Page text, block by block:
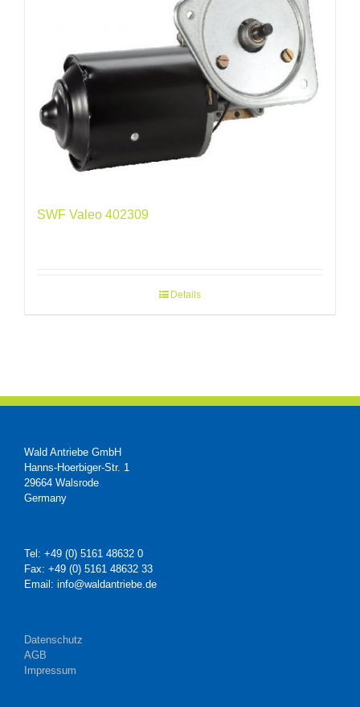
SWF Valeo 402309
Details
Wald Antriebe GmbH
Hanns-Hoerbiger-Str. 1
29664 Walsrode
Germany
Tel: +49 (0) 5161 48632 0
Fax: +49 (0) 5161 48632 33
Email: info@waldantriebe.de
Datenschutz
AGB
Impressum